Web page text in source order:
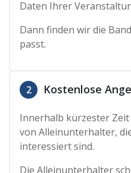
Daten Ihrer
Dann finden wir die
passt.
2 Kostenlose
Innerhalb kürzester
von Alleinunterhalter,
interessiert sind.
Die Alleinunterhalter